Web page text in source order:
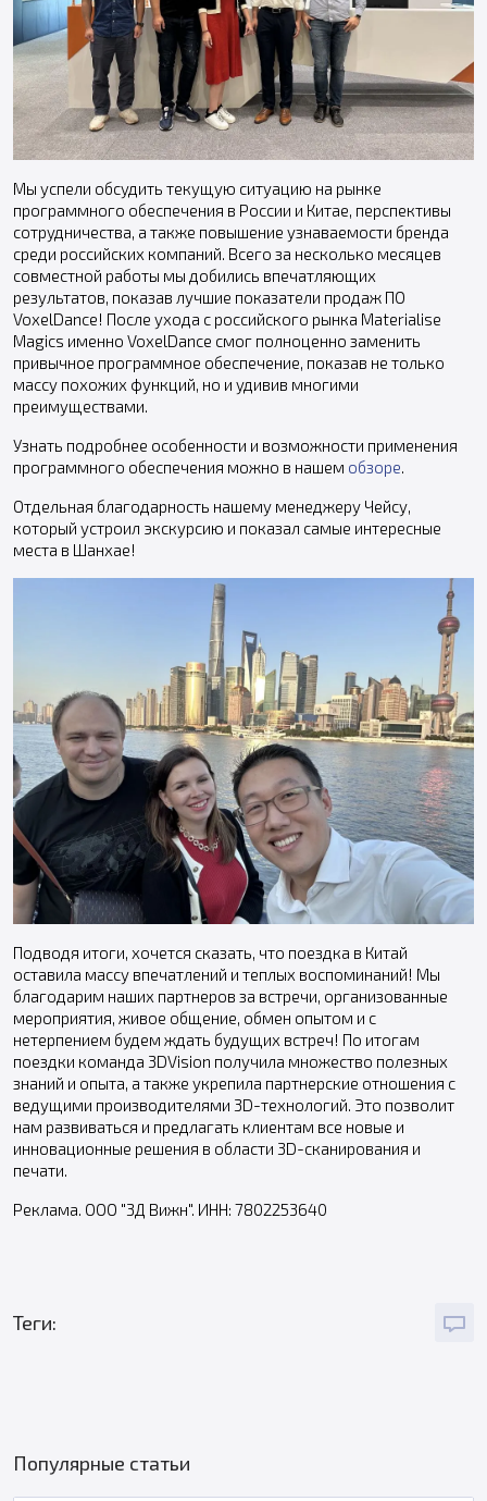
Мы успели обсудить текущую ситуацию на рынке
программного обеспечения в России и Китае, перспективы
сотрудничества, а также повышение узнаваемости бренда
среди российских компаний. Всего за несколько месяцев
совместной работы мы добились впечатляющих
результатов, показав лучшие показатели продаж ПО
VoxelDance! После ухода с российского рынка Materialise
Magics именно VoxelDance смог полноценно заменить
привычное программное обеспечение, показав не только
массу похожих функций, но и удивив многими
преимуществами.
Узнать подробнее особенности и возможности применения
программного обеспечения можно в нашем обзоре.
Отдельная благодарность нашему менеджеру Чейсу,
который устроил экскурсию и показал самые интересные
места в Шанхае!
Подводя итоги, хочется сказать, что поездка в Китай
оставила массу впечатлений и теплых воспоминаний! Мы
благодарим наших партнеров за встречи, организованные
мероприятия, живое общение, обмен опытом и с
нетерпением будем ждать будущих встреч! По итогам
поездки команда 3DVision получила множество полезных
знаний и опыта, а также укрепила партнерские отношения с
ведущими производителями 3D-технологий. Это позволит
нам развиваться и предлагать клиентам все новые и
инновационные решения в области 3D-сканирования и
печати.
Реклама. OOO "3Д Вижн". ИНН: 7802253640
Теги:
Популярные статьи